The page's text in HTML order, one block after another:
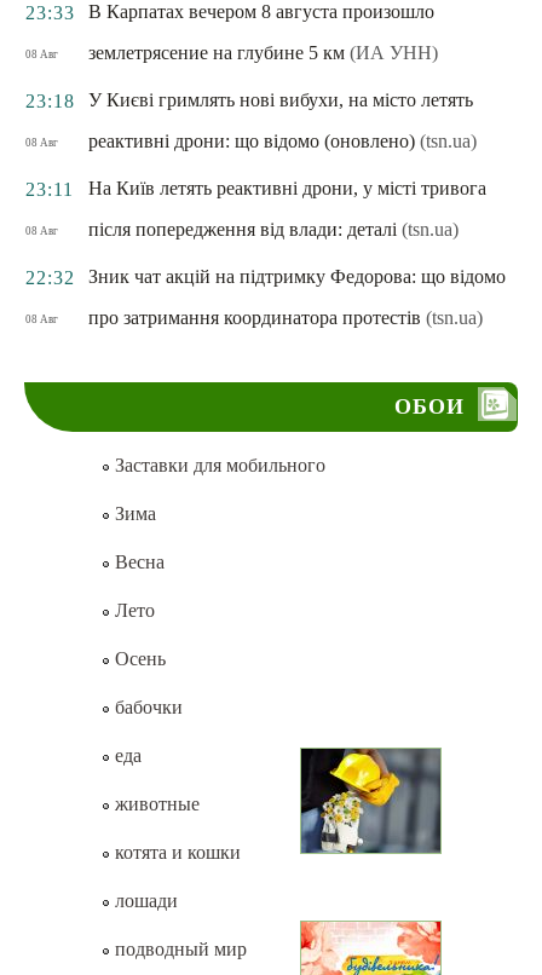
23:33
08 Авг
В Карпатах вечером 8 августа произошло
землетрясение на глубине 5 км (ИА УНН)
23:18
08 Авг
У Києві гримлять нові вибухи, на місто летять
реактивні дрони: що відомо (оновлено) (tsn.ua)
23:11
08 Авг
На Київ летять реактивні дрони, у місті тривога
після попередження від влади: деталі (tsn.ua)
22:32
08 Авг
Зник чат акцій на підтримку Федорова: що відомо
про затримання координатора протестів (tsn.ua)
ОБОИ
Заставки для мобильного
Зима
Весна
Лето
Осень
бабочки
еда
животные
котята и кошки
лошади
подводный мир